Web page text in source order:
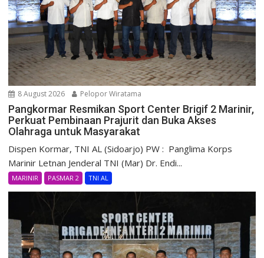
8 August 2026 Pelopor Wiratama
Pangkormar Resmikan Sport Center Brigif 2 Marinir,
Perkuat Pembinaan Prajurit dan Buka Akses
Olahraga untuk Masyarakat
Dispen Kormar, TNI AL (Sidoarjo) PW : Panglima Korps
Marinir Letnan Jenderal TNI (Mar) Dr. Endi...
MARINIR PASMAR 2 TNI AL